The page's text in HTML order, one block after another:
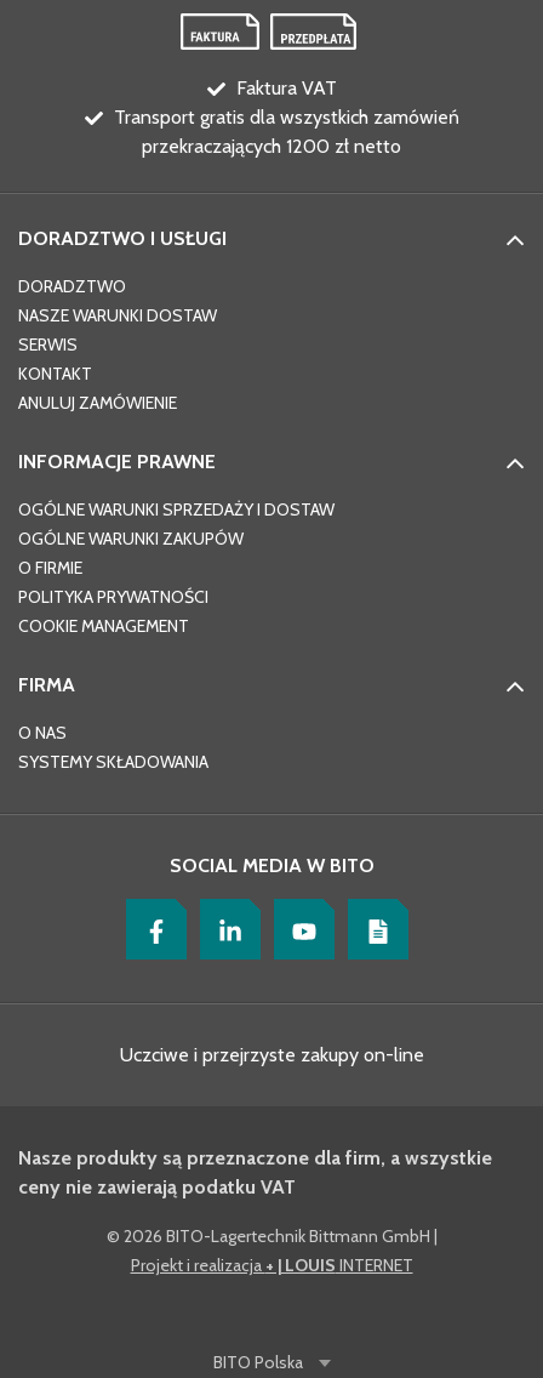
Faktura VAT
Transport gratis dla wszystkich zamówień
przekraczających 1200 zł netto
DORADZTWO I USŁUGI
DORADZTWO
NASZE WARUNKI DOSTAW
SERWIS
KONTAKT
ANULUJ ZAMÓWIENIE
INFORMACJE PRAWNE
OGÓLNE WARUNKI SPRZEDAŻY I DOSTAW
OGÓLNE WARUNKI ZAKUPÓW
O FIRMIE
POLITYKA PRYWATNOŚCI
COOKIE MANAGEMENT
FIRMA
O NAS
SYSTEMY SKŁADOWANIA
SOCIAL MEDIA W BITO
Uczciwe i przejrzyste zakupy on-line
Nasze produkty są przeznaczone dla firm, a wszystkie
ceny nie zawierają podatku VAT
© 2026 BITO-Lagertechnik Bittmann GmbH |
Projekt i realizacja + | LOUIS INTERNET
BITO Polska